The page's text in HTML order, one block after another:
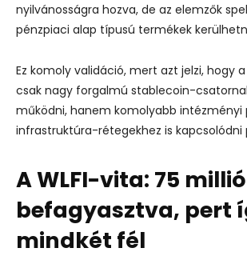
nyilvánosságra hozva, de az elemzők
pénzpiaci alap típusú termékek
Ez komoly validáció, mert azt jelzi, hogy
csak nagy forgalmú stablecoin-
működni, hanem komolyabb intézményi
infrastruktúra-rétegekhez is kapcsolódni
A WLFI-vita: 75
befagyasztva, pert
mindkét fél